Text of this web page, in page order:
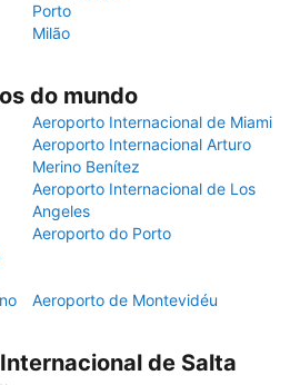
Porto
Milão
do mundo
Aeroporto Internacional de Miami
Aeroporto Internacional Arturo
Merino Benítez
Aeroporto Internacional de Los
Angeles
Aeroporto do Porto
Aeroporto de Montevidéu
de Salta